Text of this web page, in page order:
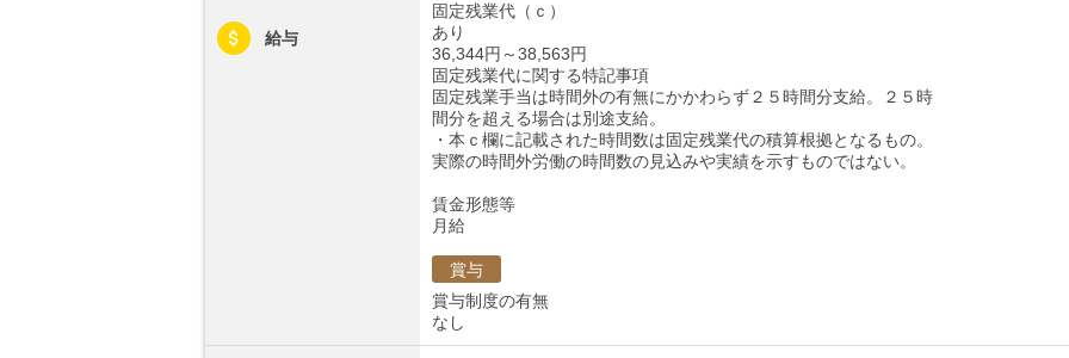
給与
固定残業代（ｃ）
あり
36,344円～38,563円
固定残業代に関する特記事項
固定残業手当は時間外の有無にかかわらず２５時間分支給。２５時
間分を超える場合は別途支給。
・本ｃ欄に記載された時間数は固定残業代の積算根拠となるもの。
実際の時間外労働の時間数の見込みや実績を示すものではない。
賃金形態等
月給
賞与
賞与制度の有無
なし